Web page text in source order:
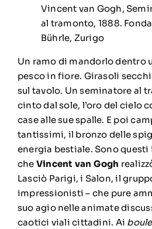
Vincent van Gogh,
al tramonto, 1888.
Bührle, Zurigo
Un ramo di mandorlo dentro
pesco in fiore. Girasoli
sul tavolo. Un seminatore al
cinto dal sole, l’oro del cielo
case alle sue spalle. E poi
tantissimi, il bronzo delle
energia bestiale. Sono
che Vincent van Gogh
Lasciò Parigi, i Salon, il
impressionisti – che pure
suo agio nelle animate
caotici viali cittadini. Ai